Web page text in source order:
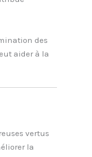
des
aider à la
vertus
la